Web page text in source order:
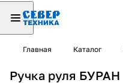
Главная Каталог
Ручка руля БУРАН